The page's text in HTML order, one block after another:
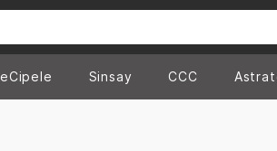
eCipele Sinsay CCC